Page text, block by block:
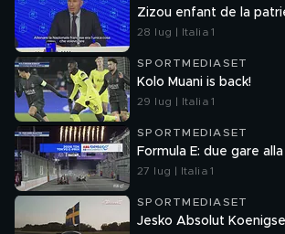
Zizou enfant de la
28 lug | Italia 1
SPORTMEDIASET
Kolo Muani is back!
29 lug | Italia 1
SPORTMEDIASET
Formula E: due gare
27 lug | Italia 1
SPORTMEDIASET
Jesko Absolut